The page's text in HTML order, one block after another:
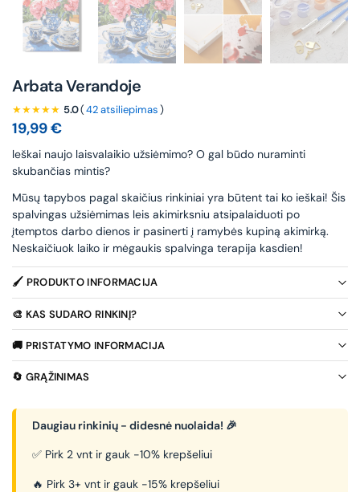
Arbata Verandoje
★★★★★ 5.0(42 atsiliepimas)
19,99€
leškai naujo laisvalaikio užsiėmimo? O gal būdo nuraminti
skubančias mintis?
Mūsų tapybos pagal skaičius rinkiniai yra būtent tai ko ieškai! Šis
spalvingas užsiėmimas leis akimirksniu atsipalaiduoti po
įtemptos darbo dienos ir pasinerti į ramybės kupiną akimirką.
Neskaičiuok laiko ir mėgaukis spalvinga terapija kasdien!
🖌️ PRODUKTO INFORMACIJA
🎨 KAS SUDARO RINKINĮ?
🚚 PRISTATYMO INFORMACIJA
🔄 GRĄŽINIMAS
Daugiau rinkinių - didesnė nuolaida! 🎉
✅ Pirk 2 vnt ir gauk -10% krepšeliui
🔥 Pirk 3+ vnt ir gauk -15% krepšeliui